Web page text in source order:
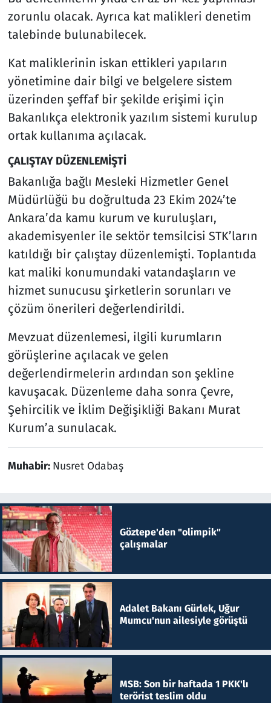
zorunlu olacak. Ayrıca kat malikleri denetim
talebinde bulunabilecek.
Kat maliklerinin iskan ettikleri yapıların
yönetimine dair bilgi ve belgelere sistem
üzerinden şeffaf bir şekilde erişimi için
Bakanlıkça elektronik yazılım sistemi kurulup
ortak kullanıma açılacak.
ÇALIŞTAY DÜZENLEMİŞTİ
Bakanlığa bağlı Mesleki Hizmetler Genel
Müdürlüğü bu doğrultuda 23 Ekim 2024’te
Ankara’da kamu kurum ve kuruluşları,
akademisyenler ile sektör temsilcisi STK’ların
katıldığı bir çalıştay düzenlemişti. Toplantıda
kat maliki konumundaki vatandaşların ve
hizmet sunucusu şirketlerin sorunları ve
çözüm önerileri değerlendirildi.
Mevzuat düzenlemesi, ilgili kurumların
görüşlerine açılacak ve gelen
değerlendirmelerin ardından son şekline
kavuşacak. Düzenleme daha sonra Çevre,
Şehircilik ve İklim Değişikliği Bakanı Murat
Kurum’a sunulacak.
Muhabir: Nusret Odabaş
Göztepe'den "olimpik"
çalışmalar
Adalet Bakanı Gürlek, Uğur
Mumcu'nun ailesiyle görüştü
MSB: Son bir haftada 1 PKK'lı
terörist teslim oldu